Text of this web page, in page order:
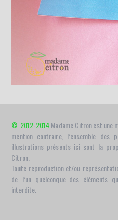
© 2012-2014Madame Citron est une
mention contraire, l’ensemble
illustrations présents ici sont la
Citron.
Toute reproduction et/ou
de l’un quelconque des éléments
interdite.